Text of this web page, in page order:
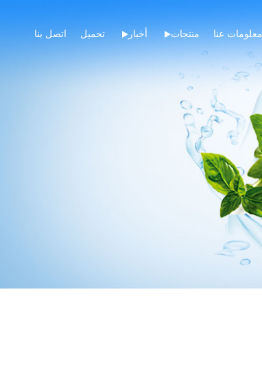
عنا منتجات أخبار تحميل اتصل بنا